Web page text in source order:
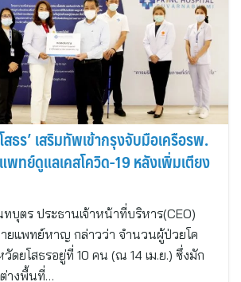
ธร’ เสริมทัพเข้ากรุงจับมือเครือรพ.
พทย์ดูแลเคสโควิด-19 หลังเพิ่มเตียง
บุตร ประธานเจ้าหน้าที่บริหาร(CEO)
ยแพทย์หาญ กล่าวว่า จำนวนผู้ป่วยโค
ดยโสธรอยู่ที่ 10 คน (ณ 14 เม.ย.) ซึ่งมัก
างพื้นที่…